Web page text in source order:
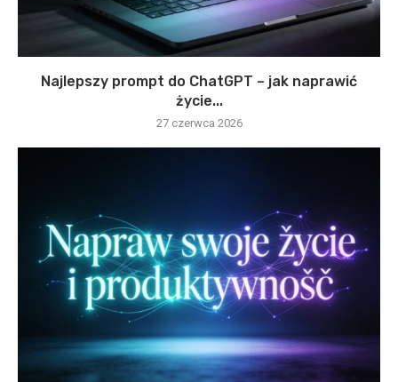
Najlepszy prompt do ChatGPT – jak naprawić
życie...
27 czerwca 2026